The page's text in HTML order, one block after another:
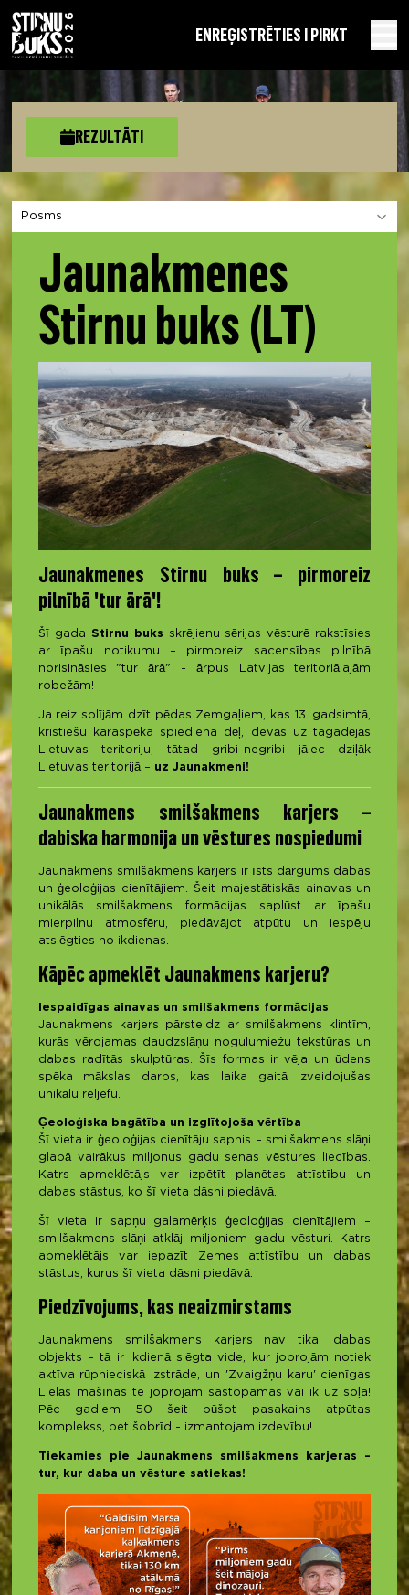
ENREĢISTRĒTIES I PIRKT
REZULTĀTI
Jaunakmenes
Stirnu buks (LT)
Jaunakmenes Stirnu buks – pirmoreiz
pilnībā 'tur ārā'!
Šī gada Stirnu buks skrējienu sērijas vēsturē rakstīsies
ar īpašu notikumu – pirmoreiz sacensības pilnībā
norisināsies "tur ārā" - ārpus Latvijas teritoriālajām
robežām!
Ja reiz solījām dzīt pēdas Zemgaļiem, kas 13. gadsimtā,
kristiešu karaspēka spiediena dēļ, devās uz tagadējās
Lietuvas teritoriju, tātad gribi-negribi jālec dziļāk
Lietuvas teritorijā – uz Jaunakmeni!
Jaunakmens smilšakmens karjers –
dabiska harmonija un vēstures nospiedumi
Jaunakmens smilšakmens karjers ir īsts dārgums dabas
un ģeoloģijas cienītājiem. Šeit majestātiskās ainavas un
unikālās smilšakmens formācijas saplūst ar īpašu
mierpilnu atmosfēru, piedāvājot atpūtu un iespēju
atslēgties no ikdienas.
Kāpēc apmeklēt Jaunakmens karjeru?
Iespaidīgas ainavas un smilšakmens formācijas
Jaunakmens karjers pārsteidz ar smilšakmens klintīm,
kurās vērojamas daudzslāņu nogulumiežu tekstūras un
dabas radītās skulptūras. Šīs formas ir vēja un ūdens
spēka mākslas darbs, kas laika gaitā izveidojušas
unikālu reljefu.
Ģeoloģiska bagātība un izglītojoša vērtība
Šī vieta ir ģeoloģijas cienītāju sapnis – smilšakmens slāņi
glabā vairākus miljonus gadu senas vēstures liecības.
Katrs apmeklētājs var izpētīt planētas attīstību un
dabas stāstus, ko šī vieta dāsni piedāvā.
Šī vieta ir sapņu galamērķis ģeoloģijas cienītājiem –
smilšakmens slāņi atklāj miljoniem gadu vēsturi. Katrs
apmeklētājs var iepazīt Zemes attīstību un dabas
stāstus, kurus šī vieta dāsni piedāvā.
Piedzīvojums, kas neaizmirstams
Jaunakmens smilšakmens karjers nav tikai dabas
objekts – tā ir ikdienā slēgta vide, kur joprojām notiek
aktīva rūpnieciskā izstrāde, un 'Zvaigžņu karu' cienīgas
Lielās mašīnas te joprojām sastopamas vai ik uz soļa!
Pēc gadiem 50 šeit būšot pasakains atpūtas
komplekss, bet šobrīd - izmantojam izdevību!
Tiekamies pie Jaunakmens smilšakmens karjeras –
tur, kur daba un vēsture satiekas!